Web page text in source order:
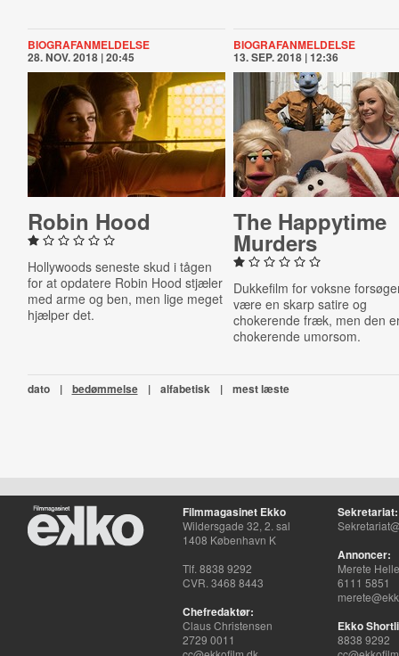
BIOGRAFANMELDELSE
28. NOV. 2018 | 20:45
Robin Hood
Hollywoods seneste skud i tågen
for at opdatere Robin Hood stjæler
med arme og ben, men lige meget
hjælper det.
BIOGRAFANMELDELSE
13. SEP. 2018 | 12:36
The Happytime
Murders
Dukkefilm for voksne
være en skarp satire og
chokerende fræk, men den
chokerende umorsom.
dato | bedømmelse | alfabetisk | mest læste
Filmmagasinet Ekko
Wildersgade 32, 2. sal
1408 København K
Tlf. 8838 9292
CVR. 3468 8443
Chefredaktør:
Claus Christensen
2729 0011
Sekretariat:
Annoncer:
Merete
6111 5851
Ekko
8838 9292